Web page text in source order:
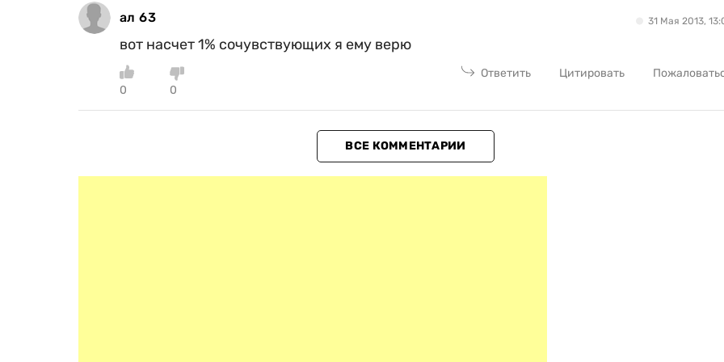
ал 63 31 Мая 2013,
вот насчет 1% сочувствующих я ему верю
0 0
Ответить Цитировать
ВСЕ КОММЕНТАРИИ